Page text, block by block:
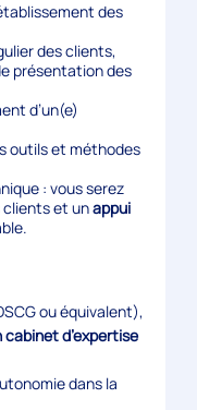
des
des clients,
présentation des
d’un(e)
outils et méthodes
: vous serez
clients et unappui
ou équivalent),
cabinet d’expertise
dans la